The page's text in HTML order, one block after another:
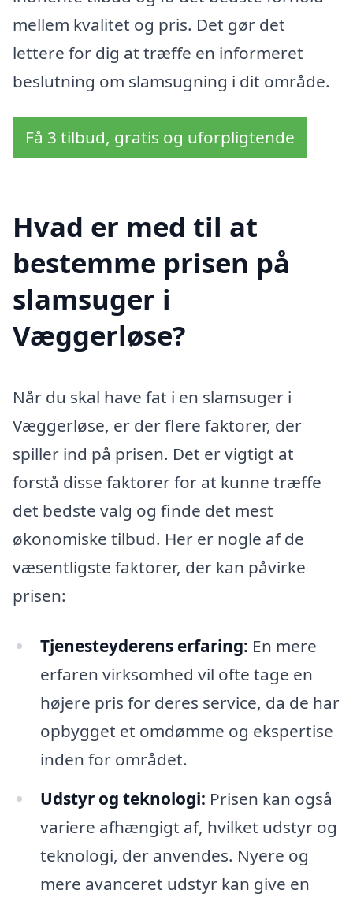
mellem kvalitet og pris. Det gør det
lettere for dig at træffe en informeret
beslutning om slamsugning i dit område.
Få 3 tilbud, gratis og uforpligtende
Hvad er med til at
bestemme prisen på
slamsuger i
Væggerløse?
Når du skal have fat i en slamsuger i
Væggerløse, er der flere faktorer, der
spiller ind på prisen. Det er vigtigt at
forstå disse faktorer for at kunne træffe
det bedste valg og finde det mest
økonomiske tilbud. Her er nogle af de
væsentligste faktorer, der kan påvirke
prisen:
Tjenesteyderens erfaring: En mere
erfaren virksomhed vil ofte tage en
højere pris for deres service, da de har
opbygget et omdømme og ekspertise
inden for området.
Udstyr og teknologi: Prisen kan også
variere afhængigt af, hvilket udstyr og
teknologi, der anvendes. Nyere og
mere avanceret udstyr kan give en